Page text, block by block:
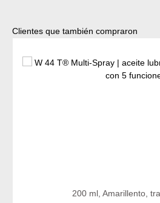
Omitir la galería de productos
Clientes que también compraron
200 ml, Amarillento,